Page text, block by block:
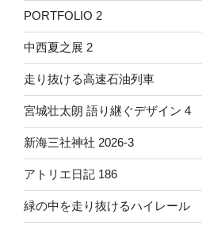
PORTFOLIO 2
中西夏之展 2
走り抜ける高速石油列車
宮城壮太朗 語り継ぐデザイン 4
新海三社神社 2026-3
アトリエ日記 186
緑の中を走り抜けるハイレール